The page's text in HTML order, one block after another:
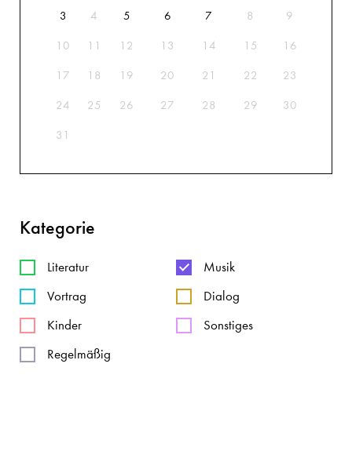
3 4 5 6 7 8 9
10 11 12 13 14 15 16
17 18 19 20 21 22 23
24 25 26 27 28 29 30
31
Kategorie
Literatur
Musik
Vortrag
Dialog
Kinder
Sonstiges
Regelmäßig